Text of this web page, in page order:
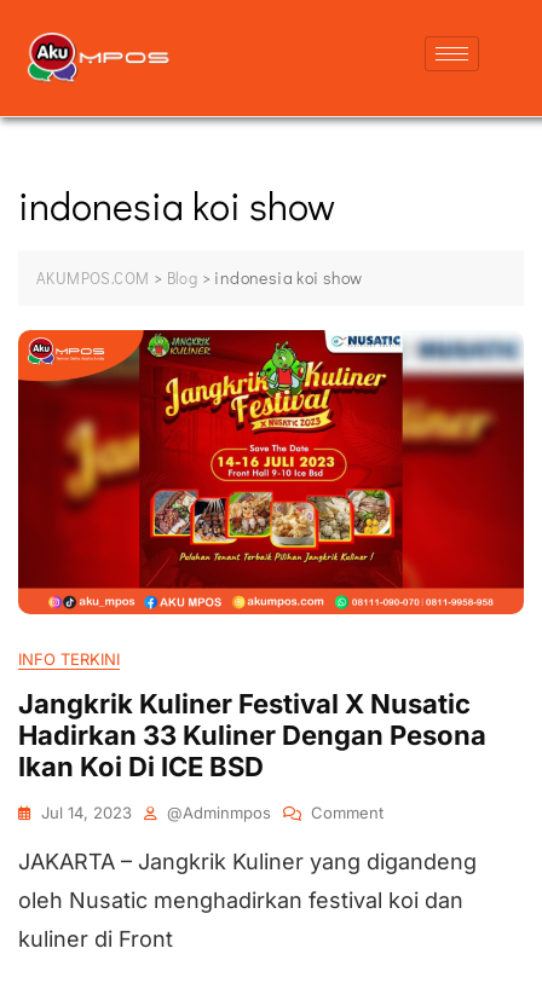
indonesia koi show
AKUMPOS.COM > Blog > indonesia koi show
INFO TERKINI
Jangkrik Kuliner Festival X Nusatic
Hadirkan 33 Kuliner Dengan Pesona
Ikan Koi Di ICE BSD
Jul 14, 2023 @adminmpos Comment
JAKARTA – Jangkrik Kuliner yang digandeng
oleh Nusatic menghadirkan festival koi dan
kuliner di Front